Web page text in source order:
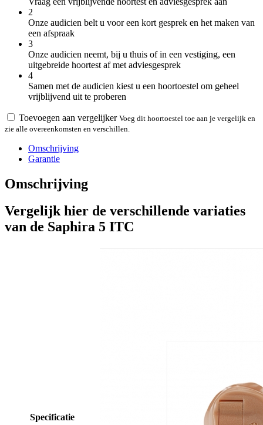
2
Onze audicien belt u voor een kort gesprek en het maken van
een afspraak
3
Onze audicien neemt, bij u thuis of in een vestiging, een
uitgebreide hoortest af met adviesgesprek
4
Samen met de audicien kiest u een hoortoestel om geheel
vrijblijvend uit te proberen
Toevoegen aan vergelijker Voeg dit hoortoestel toe aan je vergelijk en
zie alle overeenkomsten en verschillen.
Omschrijving
Garantie
Omschrijving
Vergelijk hier de verschillende variaties
van de Saphira 5 ITC
Specificatie